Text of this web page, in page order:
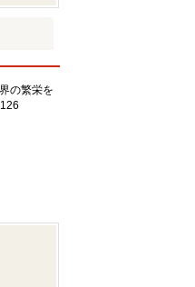
の繁栄を